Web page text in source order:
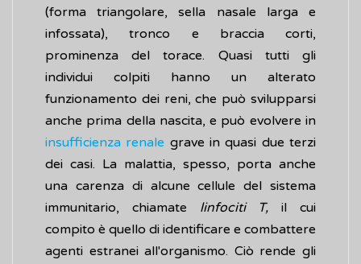
(forma triangolare, sella nasale larga e
infossata), tronco e braccia corti,
prominenza del torace. Quasi tutti gli
individui colpiti hanno un alterato
funzionamento dei reni, che può svilupparsi
anche prima della nascita, e può evolvere in
insufficienza renale grave in quasi due terzi
dei casi. La malattia, spesso, porta anche
una carenza di alcune cellule del sistema
immunitario, chiamate linfociti T, il cui
compito è quello di identificare e combattere
agenti estranei all'organismo. Ciò rende gli